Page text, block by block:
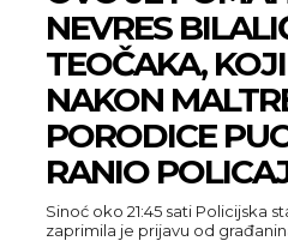
NEVRES
TEOČAKA,
NAKON
PORODICE
RANIO
Sinoć oko 21:45 sati Policijska
zaprimila je prijavu od